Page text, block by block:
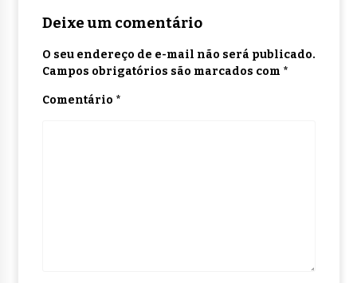
Deixe um comentário
O seu endereço de e-mail não será publicado.
Campos obrigatórios são marcados com *
Comentário *